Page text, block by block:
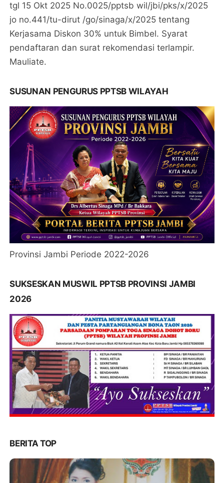
tgl 15 Okt 2025 No.0025/pptsb wil/jbi/pks/x/2025
jo no.441/tu-dirut /go/sinaga/x/2025 tentang
Kerjasama Diskon 30% untuk Bimbel. Syarat
pendaftaran dan surat rekomendasi terlampir.
Mauliate.
SUSUNAN PENGURUS PPTSB WILAYAH
Provinsi Jambi Periode 2022-2026
SUKSESKAN MUSWIL PPTSB PROVINSI JAMBI
2026
BERITA TOP